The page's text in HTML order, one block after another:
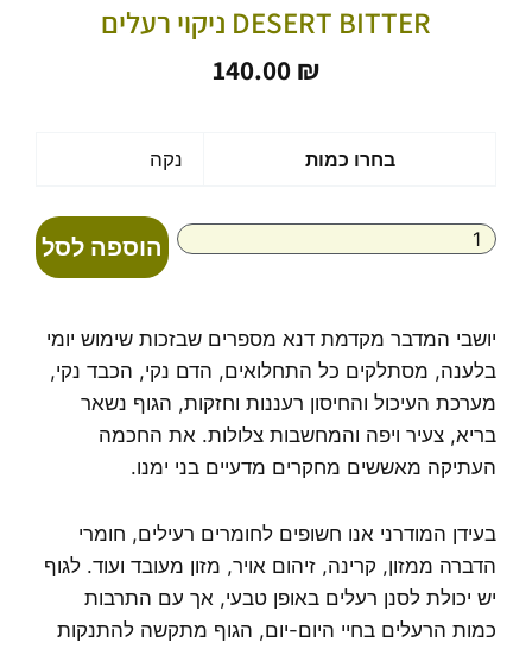
DESERT BITTER ניקוי רעלים
140.00 ₪
בחרו כמות נקה
Bitter
ניקוי
הוספה לסל
יושבי המדבר מקדמת דנא מספרים שבזכות שימוש יומי
בלענה, מסתלקים כל התחלואים, הדם נקי, הכבד נקי,
מערכת העיכול והחיסון רעננות וחזקות, הגוף נשאר
בריא, צעיר ויפה והמחשבות צלולות. את החכמה
העתיקה מאששים מחקרים מדעיים בני ימנו.
בעידן המודרני אנו חשופים לחומרים רעילים, חומרי
הדברה ממזון, קרינה, זיהום אויר, מזון מעובד ועוד. לגוף
יש יכולת לסנן רעלים באופן טבעי, אך עם התרבות
כמות הרעלים בחיי היום-יום, הגוף מתקשה להתנקות